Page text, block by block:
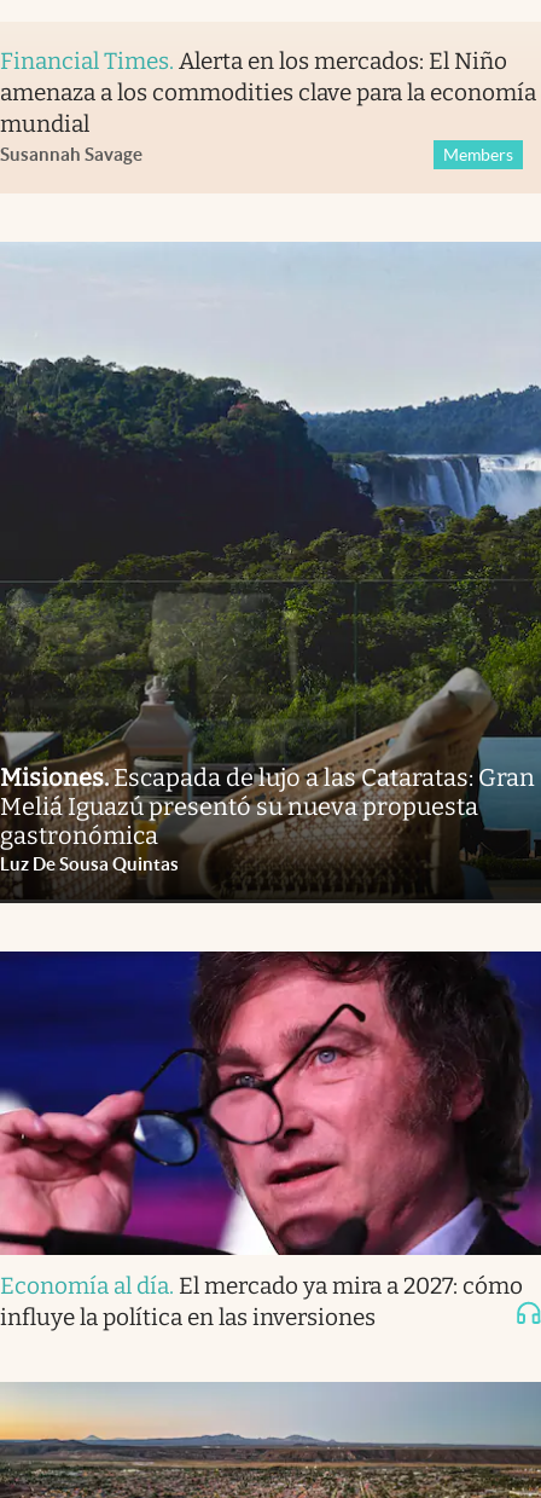
Financial Times. Alerta en los mercados: El Niño
amenaza a los commodities clave para la economía
mundial
Susannah Savage Members
Misiones.Escapada de lujo a las Cataratas: Gran
Meliá Iguazú presentó su nueva propuesta
gastronómica
Luz De Sousa Quintas
Economía al día. El mercado ya mira a 2027: cómo
influye la política en las inversiones